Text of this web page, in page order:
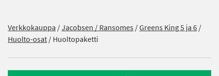
Verkkokauppa /Jacobsen / Ransomes /Greens King 5 ja 6/
Huolto-osat/ Huoltopaketti